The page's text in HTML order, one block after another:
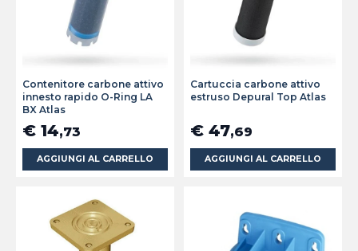
Contenitore carbone attivo
innesto rapido O-Ring LA
BX Atlas
€ 14,73
AGGIUNGI AL CARRELLO
Cartuccia carbone attivo
estruso Depural Top Atlas
€ 47,69
AGGIUNGI AL CARRELLO